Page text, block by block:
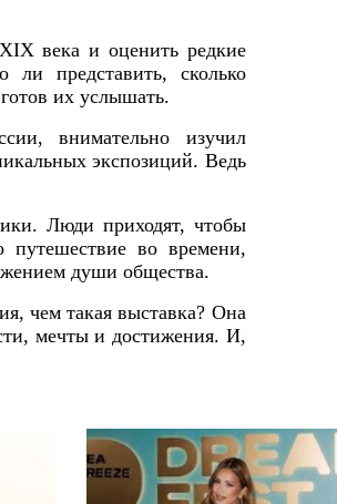
века и оценить редкие
ли представить, сколько
их услышать.
внимательно изучил
экспозиций. Ведь
Люди приходят, чтобы
во времени,
души общества.
чем такая выставка? Она
мечты и достижения. И,